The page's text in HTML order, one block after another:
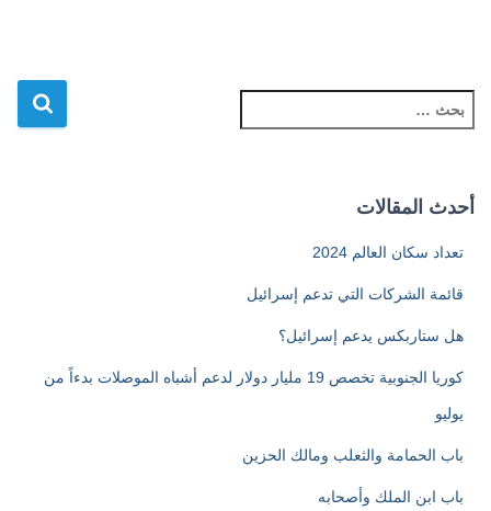
ل
ثأحدث المقالات
تعداد سكان العالم 2024
قائمة الشركات التي تدعم إسرائيل
هل ستاربكس يدعم إسرائيل؟
كوريا الجنوبية تخصص 19 مليار دولار لدعم أشباه الموصلات بدءاً من
يوليو
باب الحمامة والثعلب ومالك الحزين
باب ابن الملك وأصحابه